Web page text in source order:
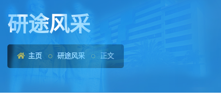
研途风采
主页 研途风采 正文